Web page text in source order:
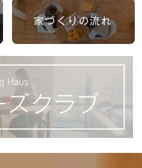
家づくりの流れ